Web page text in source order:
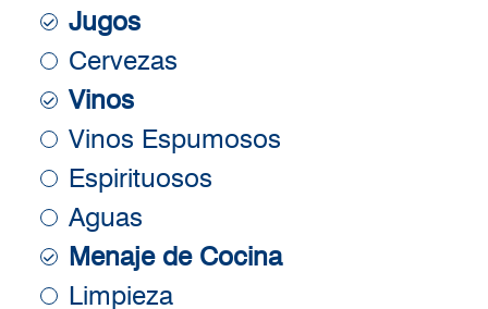
Jugos
Cervezas
Vinos
Vinos Espumosos
Espirituosos
Aguas
Menaje de Cocina
Limpieza